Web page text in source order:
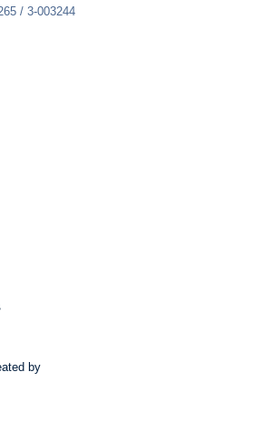
/ 3-003244
by